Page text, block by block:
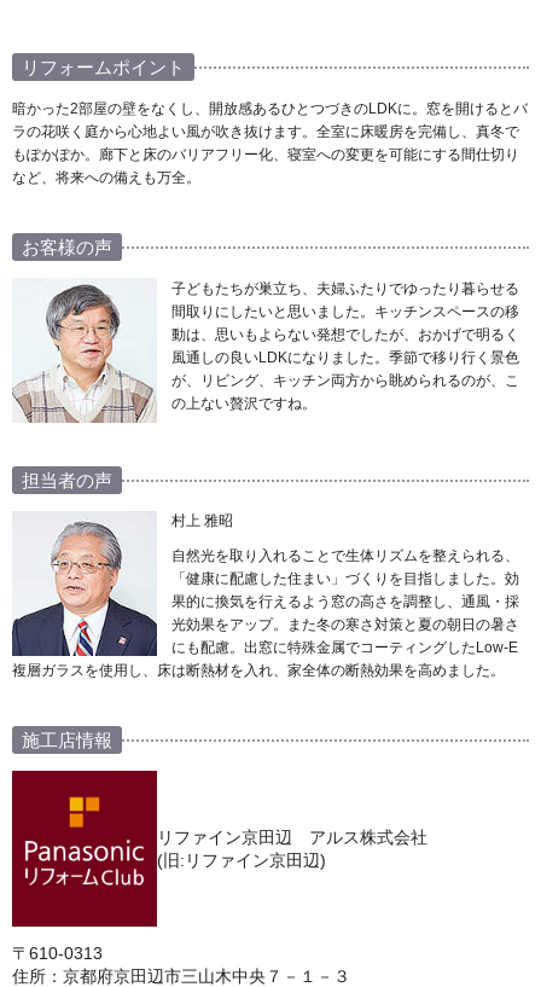
リフォームポイント
暗かった2部屋の壁をなくし、開放感あるひとつづきのLDKに。窓を開けるとバ
ラの花咲く庭から心地よい風が吹き抜けます。全室に床暖房を完備し、真冬で
もぽかぽか。廊下と床のバリアフリー化、寝室への変更を可能にする間仕切り
など、将来への備えも万全。
お客様の声
子どもたちが巣立ち、夫婦ふたりでゆったり暮らせる
間取りにしたいと思いました。キッチンスペースの移
動は、思いもよらない発想でしたが、おかげで明るく
風通しの良いLDKになりました。季節で移り行く景色
が、リビング、キッチン両方から眺められるのが、こ
の上ない贅沢ですね。
担当者の声
村上 雅昭
自然光を取り入れることで生体リズムを整えられる、
「健康に配慮した住まい」づくりを目指しました。効
果的に換気を行えるよう窓の高さを調整し、通風・採
光効果をアップ。また冬の寒さ対策と夏の朝日の暑さ
にも配慮。出窓に特殊金属でコーティングしたLow-E
複層ガラスを使用し、床は断熱材を入れ、家全体の断熱効果を高めました。
施工店情報
リファイン京田辺 アルス株式会社
(旧:リファイン京田辺)
〒610-0313
住所：京都府京田辺市三山木中央７－１－３